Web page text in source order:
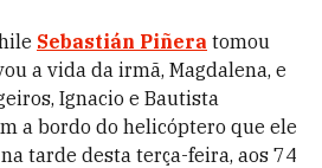
Sebastián Piñera tomou
a vida da irmã, Magdalena, e
Ignacio e Bautista
a bordo do helicóptero que ele
tarde desta terça-feira, aos 74